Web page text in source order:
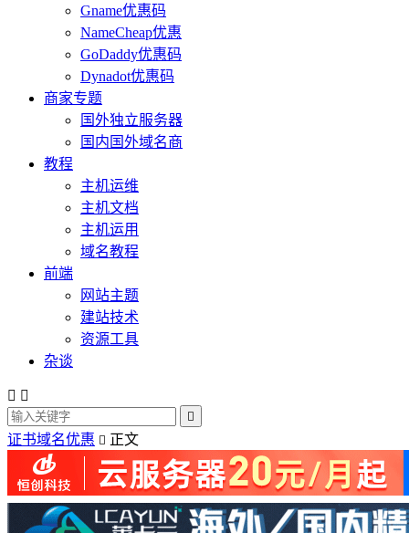
Gname优惠码
NameCheap优惠
GoDaddy优惠码
Dynadot优惠码
商家专题
国外独立服务器
国内国外域名商
教程
主机运维
主机文档
主机运用
域名教程
前端
网站主题
建站技术
资源工具
杂谈
 

证书域名优惠  正文